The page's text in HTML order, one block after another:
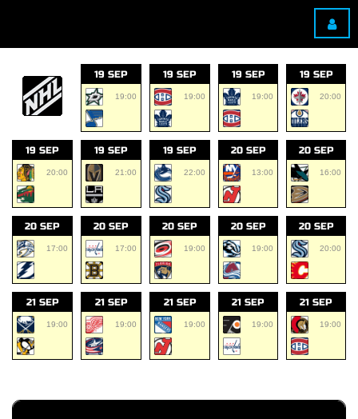
19 SEP
19:00
19 SEP
19:00
19 SEP
19:00
19 SEP
20:00
19 SEP
20:00
19 SEP
21:00
19 SEP
22:00
20 SEP
13:00
20 SEP
16:00
20 SEP
17:00
20 SEP
17:00
20 SEP
19:00
20 SEP
19:00
20 SEP
20:00
21 SEP
19:00
21 SEP
19:00
21 SEP
19:00
21 SEP
19:00
21 SEP
19:00